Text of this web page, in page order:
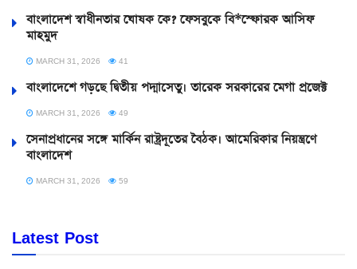
বাংলাদেশ স্বাধীনতার ঘোষক কে? ফেসবুকে বি*স্ফোরক আসিফ
মাহমুদ
MARCH 31, 2026 41
বাংলাদেশে গড়ছে দ্বিতীয় পদ্মাসেতু। তারেক সরকারের মেগা প্রজেক্ট
MARCH 31, 2026 49
সেনাপ্রধানের সঙ্গে মার্কিন রাষ্ট্রদূতের বৈঠক। আমেরিকার নিয়ন্ত্রণে
বাংলাদেশ
MARCH 31, 2026 59
Latest Post